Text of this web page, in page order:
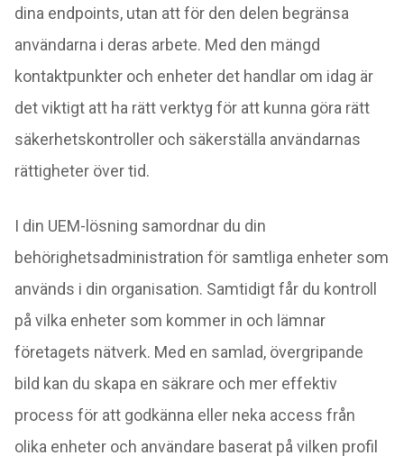
dina endpoints, utan att för den delen begränsa
användarna i deras arbete. Med den mängd
kontaktpunkter och enheter det handlar om idag är
det viktigt att ha rätt verktyg för att kunna göra rätt
säkerhetskontroller och säkerställa användarnas
rättigheter över tid.
I din UEM-lösning samordnar du din
behörighetsadministration för samtliga enheter som
används i din organisation. Samtidigt får du kontroll
på vilka enheter som kommer in och lämnar
företagets nätverk. Med en samlad, övergripande
bild kan du skapa en säkrare och mer effektiv
process för att godkänna eller neka access från
olika enheter och användare baserat på vilken profil